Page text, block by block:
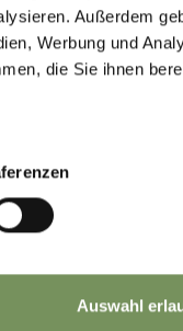
Außerdem
Werbung und
die Sie ihnen
Auswahl